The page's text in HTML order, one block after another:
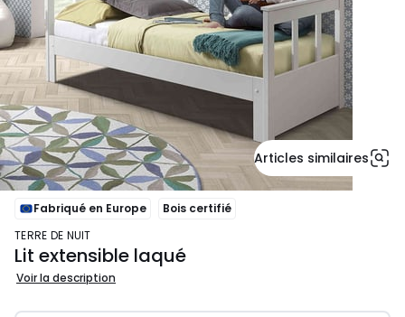
Articles similaires
Fabriqué en Europe
Bois certifié
TERRE DE NUIT
Lit extensible laqué
Voir la description